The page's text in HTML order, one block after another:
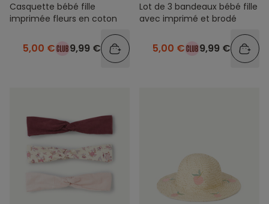
Casquette bébé fille
imprimée fleurs en coton
5,00 € 9,99 €
Lot de 3 bandeaux bébé fille
avec imprimé et brodé
5,00 € 9,99 €